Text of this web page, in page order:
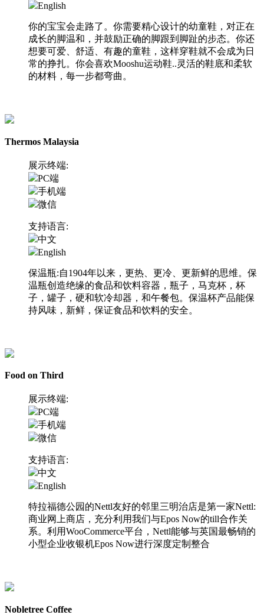
English
你的宝宝会走路了。你需要精心设计的幼童鞋，对正在
成长的脚温和，并鼓励正确的脚跟到脚趾的步态。你还
想要可爱、舒适、有趣的童鞋，这样穿鞋就不会成为日
常的挣扎。你会喜欢Mooshu运动鞋..灵活的鞋底和柔软
的材料，每一步都弯曲。
Thermos Malaysia
展示终端:
PC端
手机端
微信
支持语言:
中文
English
保温瓶:自1904年以来，更热、更冷、更新鲜的思维。保
温瓶创造绝缘的食品和饮料容器，瓶子，马克杯，杯
子，罐子，硬和软冷却器，和午餐包。保温杯产品能保
持风味，新鲜，保证食品和饮料的安全。
Food on Third
展示终端:
PC端
手机端
微信
支持语言:
中文
English
特拉福德公园的Nettl友好的邻里三明治店是第一家Nettl:
商业网上商店，充分利用我们与Epos Now的till合作关
系。利用WooCommerce平台，Nettl能够与英国最畅销的
小型企业收银机Epos Now进行深度定制整合
Nobletree Coffee